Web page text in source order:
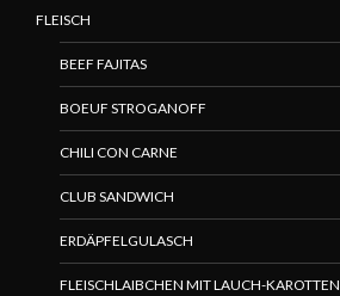
FLEISCH
BEEF FAJITAS
BOEUF STROGANOFF
CHILI CON CARNE
CLUB SANDWICH
ERDÄPFELGULASCH
FLEISCHLAIBCHEN MIT LAUCH-KAROTTEN